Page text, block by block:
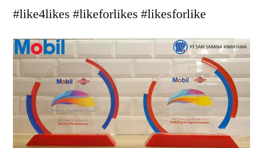
#like4likes #likeforlikes #likesforlike